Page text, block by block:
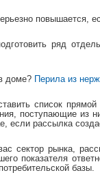
повышается,
ряд
доме? Перила из
список
поступающие из
если рассылка
сектор рынка,
показателя
базы.